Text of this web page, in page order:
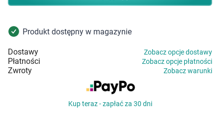
Sprzęt medyczny
Produkt dostępny w magazynie
Dostawy Zobacz opcje dostawy
Płatności Zobacz opcje płatności
Zwroty Zobacz warunki
Kup teraz - zapłać za 30 dni